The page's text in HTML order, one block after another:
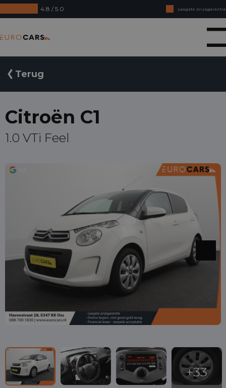
4.8 / 5.0
Laagste prijsgarantie
Online kopen, niet goed geld terug
Financial lease - Soepele acceptatie
Terug
Citroën C1
1.0 VTi Feel